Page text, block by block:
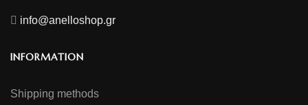
info@anelloshop.gr
INFORMATION
Shipping methods